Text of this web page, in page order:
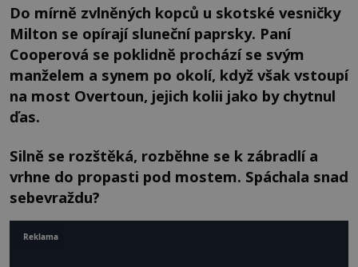
Do mírně zvlněných kopců u skotské vesničky
Milton se opírají sluneční paprsky. Paní
Cooperová se poklidně prochází se svým
manželem a synem po okolí, když však vstoupí
na most Overtoun, jejich kolii jako by chytnul
ďas.
Silně se rozštěká, rozběhne se k zábradlí a
vrhne do propasti pod mostem. Spáchala snad
sebevraždu?
Reklama